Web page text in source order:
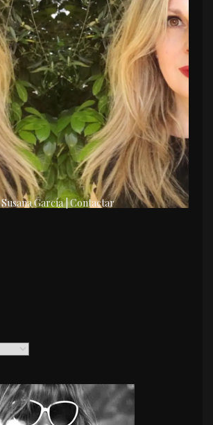
Susana García | Contactar